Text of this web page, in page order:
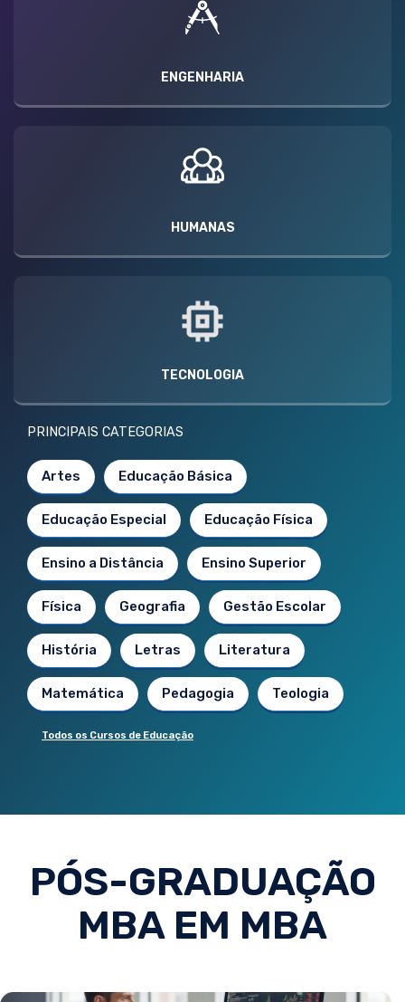
ENGENHARIA
HUMANAS
TECNOLOGIA
PRINCIPAIS CATEGORIAS
Artes Educação Básica
Educação Especial Educação Física
Ensino a Distância Ensino Superior
Física Geografia Gestão Escolar
História Letras Literatura
Matemática Pedagogia Teologia
Todos os Cursos de Educação
PÓS-GRADUAÇÃO
MBA EM MBA